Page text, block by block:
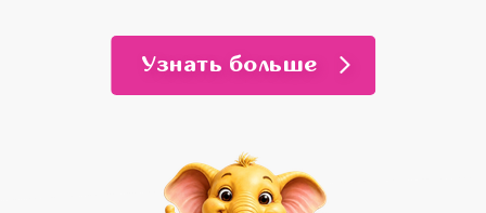
Узнать больше